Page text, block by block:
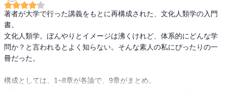
なぜ、この時に限ってこんなことに?という疑問に対する、神秘の因
果関係。
西洋人は宗教>呪術と、呪術を馬鹿にしがちだが、信奉している科学
と呪術は似たようなもの。
精度はさておき、自然への働きかけと因果関係を示すものであるた
科学と呪術の違いは、この因果関係を解き明かす大前提となる、背
p154
社会人という単語は英語にはない。「社会にでる」と言ったときの
前提には、子どもや学生、主婦、高齢者など経済的に依存している
立場の人たちが家庭という領域から外に出るという意味が含まれて
います。
はsocietyの一員だと考えられてます。
☆4.0.
著者が大学で行った講義をもとに再構成された、文化人類学の入門
書。
文化人類学。ぼんやりとイメージは沸くけれど、体系的にどんな学
問か？と言われるとよく知らない。そんな素人の私にぴったりの一
冊だった。
構成としては、1~8章が各論で、9章がまとめ。